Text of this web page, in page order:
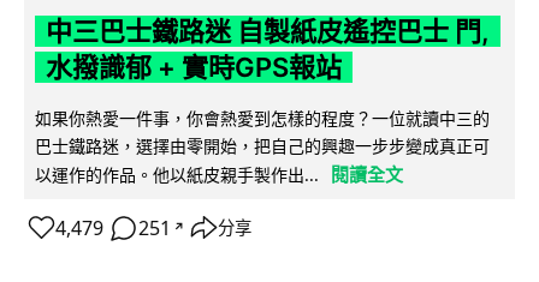
中三巴士鐵路迷 自製紙皮遙控巴士 門,
水撥識郁 + 實時GPS報站
如果你熱愛一件事，你會熱愛到怎樣的程度？一位就讀中三的
巴士鐵路迷，選擇由零開始，把自己的興趣一步步變成真正可
以運作的作品。他以紙皮親手製作出...
閱讀全文
4,479 251 ↗ 分享